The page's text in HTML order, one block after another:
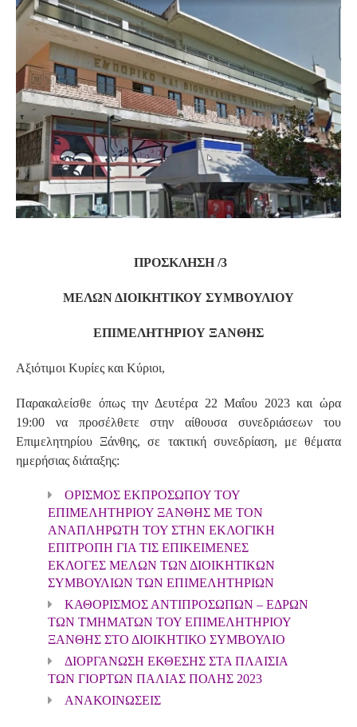
ΠΡΟΣΚΛΗΣΗ /3
ΜΕΛΩΝ ΔΙΟΙΚΗΤΙΚΟΥ ΣΥΜΒΟΥΛΙΟΥ
ΕΠΙΜΕΛΗΤΗΡΙΟΥ ΞΑΝΘΗΣ
Αξιότιμοι Κυρίες και Κύριοι,
Παρακαλείσθε όπως την Δευτέρα 22 Μαΐου 2023 και ώρα
19:00 να προσέλθετε στην αίθουσα συνεδριάσεων του
Επιμελητηρίου Ξάνθης, σε τακτική συνεδρίαση, με θέματα
ημερήσιας διάταξης:
ΟΡΙΣΜΟΣ ΕΚΠΡΟΣΩΠΟΥ ΤΟΥ
ΕΠΙΜΕΛΗΤΗΡΙΟΥ ΞΑΝΘΗΣ ΜΕ ΤΟΝ
ΑΝΑΠΛΗΡΩΤΗ ΤΟΥ ΣΤΗΝ ΕΚΛΟΓΙΚΗ
ΕΠΙΤΡΟΠΗ ΓΙΑ ΤΙΣ ΕΠΙΚΕΙΜΕΝΕΣ
ΕΚΛΟΓΕΣ ΜΕΛΩΝ ΤΩΝ ΔΙΟΙΚΗΤΙΚΩΝ
ΣΥΜΒΟΥΛΙΩΝ ΤΩΝ ΕΠΙΜΕΛΗΤΗΡΙΩΝ
ΚΑΘΟΡΙΣΜΟΣ ΑΝΤΙΠΡΟΣΩΠΩΝ – ΕΔΡΩΝ
ΤΩΝ ΤΜΗΜΑΤΩΝ ΤΟΥ ΕΠΙΜΕΛΗΤΗΡΙΟΥ
ΞΑΝΘΗΣ ΣΤΟ ΔΙΟΙΚΗΤΙΚΟ ΣΥΜΒΟΥΛΙΟ
ΔΙΟΡΓΑΝΩΣΗ ΕΚΘΕΣΗΣ ΣΤΑ ΠΛΑΙΣΙΑ
ΤΩΝ ΓΙΟΡΤΩΝ ΠΑΛΙΑΣ ΠΟΛΗΣ 2023
ΑΝΑΚΟΙΝΩΣΕΙΣ